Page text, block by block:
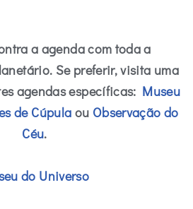
a agenda com toda a
Se preferir, visita uma
agendas específicas: Museu
de Cúpula ou Observação do
Céu.
do Universo